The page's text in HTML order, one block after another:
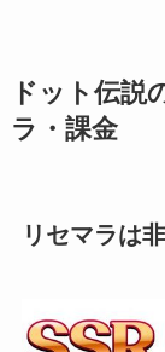
ドット伝説
ラ・課金
リセマラは